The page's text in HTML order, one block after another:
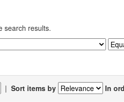
search results.
| Sort items by In